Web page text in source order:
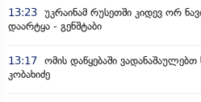
13:23 უკრაინამ რუსეთში კიდევ ორ
დაარტყა - გენშტაბი
13:17 ომის დაწყებაში
კობახიძე